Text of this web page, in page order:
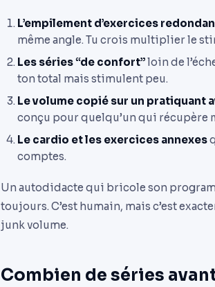
L’empilement d’exercices
même angle. Tu crois multiplier le
Les séries “de confort”loin de
ton total mais stimulent peu.
Le volume copié sur un pratiquant
conçu pour quelqu’un qui récupère
Le cardio et les exercices annexes
comptes.
Un autodidacte qui bricole son
toujours. C’est humain, mais c’est
junk volume.
Combien de séries